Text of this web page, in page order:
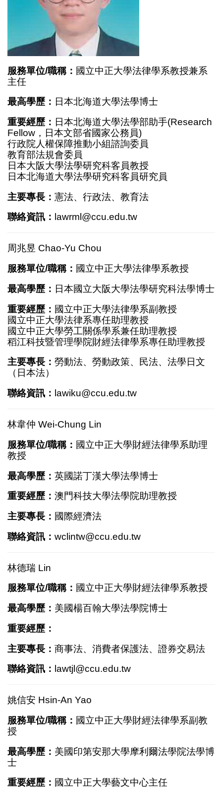
服務單位/職稱： 國立中正大學法律學系教授兼系
主任
最高學歷： 日本北海道大學法學博士
重要經歷： 日本北海道大學法學部助手(Research
Fellow，日本文部省國家公務員)
行政院人權保障推動小組諮詢委員
教育部法規會委員
日本大阪大學法學研究科客員教授
日本北海道大學法學研究科客員研究員
主要專長： 憲法、行政法、教育法
聯絡資訊： lawrml@ccu.edu.tw
周兆昱 Chao-Yu Chou
服務單位/職稱： 國立中正大學法律學系教授
最高學歷： 日本國立大阪大學法學研究科法學博士
重要經歷： 國立中正大學法律學系副教授
國立中正大學法律系專任助理教授
國立中正大學勞工關係學系兼任助理教授
稻江科技暨管理學院財經法律學系專任助理教授
主要專長： 勞動法、勞動政策、民法、法學日文
（日本法）
聯絡資訊： lawiku@ccu.edu.tw
林韋仲 Wei-Chung Lin
服務單位/職稱： 國立中正大學財經法律學系助理
教授
最高學歷： 英國諾丁漢大學法學博士
重要經歷： 澳門科技大學法學院助理教授
主要專長： 國際經濟法
聯絡資訊： wclintw@ccu.edu.tw
林德瑞 Lin
服務單位/職稱： 國立中正大學財經法律學系教授
最高學歷： 美國楊百翰大學法學院博士
重要經歷：
主要專長： 商事法、消費者保護法、證券交易法
聯絡資訊： lawtjl@ccu.edu.tw
姚信安 Hsin-An Yao
服務單位/職稱： 國立中正大學財經法律學系副教
授
最高學歷： 美國印第安那大學摩利爾法學院法學博
士
重要經歷： 國立中正大學藝文中心主任